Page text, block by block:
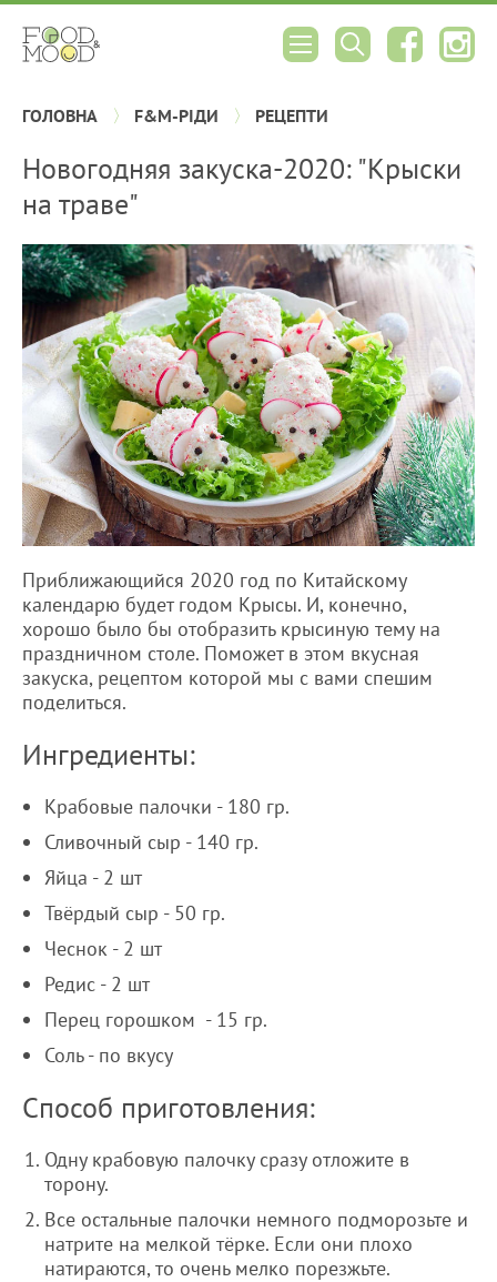
ГОЛОВНА F&M-РІДИ РЕЦЕПТИ
Новогодняя закуска-2020: "Крыски
на траве"
Приближающийся 2020 год по Китайскому
календарю будет годом Крысы. И, конечно,
хорошо было бы отобразить крысиную тему на
праздничном столе. Поможет в этом вкусная
закуска, рецептом которой мы с вами спешим
поделиться.
Ингредиенты:
Крабовые палочки - 180 гр.
Сливочный сыр - 140 гр.
Яйца - 2 шт
Твёрдый сыр - 50 гр.
Чеснок - 2 шт
Редис - 2 шт
Перец горошком - 15 гр.
Соль - по вкусу
Способ приготовления:
Одну крабовую палочку сразу отложите в
торону.
Все остальные палочки немного подморозьте и
натрите на мелкой тёрке. Если они плохо
натираются, то очень мелко порезжьте.